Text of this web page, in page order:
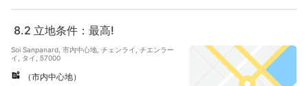
8.2 立地条件：最高!
Soi Sanpanard, 市内中心地, チェンライ, チエンラー
イ, タイ, 57000
（市内中心地）